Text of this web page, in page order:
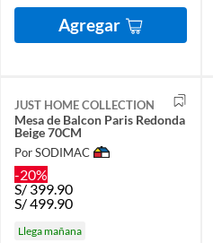
Agregar
JUST HOME COLLECTION
Mesa de Balcon Paris Redonda
Beige 70CM
Por SODIMAC
-20%
S/399.90
S/499.90
Llega mañana